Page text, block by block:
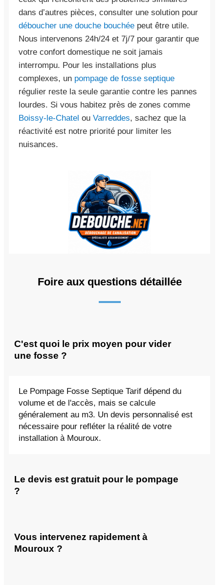
dans d’autres pièces, consulter une solution pour
déboucher une douche bouchée peut être utile.
Nous intervenons 24h/24 et 7j/7 pour garantir que
votre confort domestique ne soit jamais
interrompu. Pour les installations plus
complexes, un pompage de fosse septique
régulier reste la seule garantie contre les pannes
lourdes. Si vous habitez près de zones comme
Boissy-le-Chatel ou Varreddes, sachez que la
réactivité est notre priorité pour limiter les
nuisances.
Foire aux questions détaillée
C'est quoi le prix moyen pour vider
une fosse ?
Le Pompage Fosse Septique Tarif dépend du
volume et de l'accès, mais se calcule
généralement au m3. Un devis personnalisé est
nécessaire pour refléter la réalité de votre
installation à Mouroux.
Le devis est gratuit pour le pompage
?
Vous intervenez rapidement à
Mouroux ?